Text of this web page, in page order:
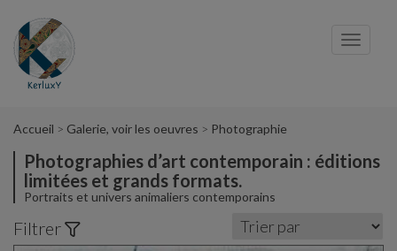
Accueil Galerie, voir les oeuvres Photographie
Photographies d’art contemporain : éditions
limitées et grands formats.
Portraits et univers animaliers contemporains
Filtrer